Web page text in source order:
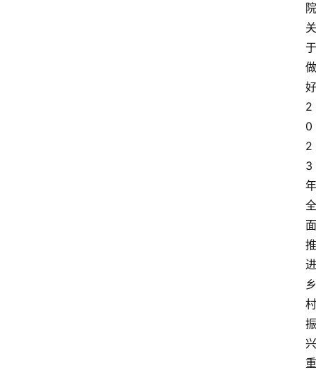
院
关
于
做
好
2
0
2
3
年
全
面
推
进
乡
村
振
兴
重